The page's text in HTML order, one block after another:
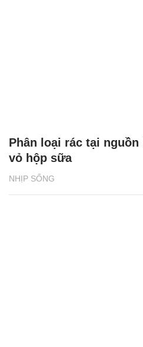
NHỊP SỐNG
Phân loại rác tại
vỏ hộp sữa